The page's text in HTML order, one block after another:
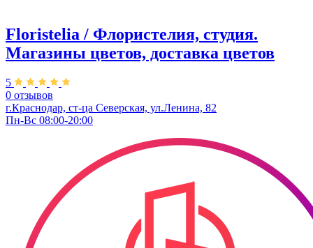
Floristelia / Флористелия, студия.
Магазины цветов, доставка цветов
5
0 отзывов
г.Краснодар, ст-ца Северская, ул.Ленина, 82
Пн-Вс 08:00-20:00